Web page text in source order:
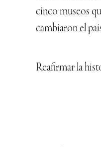
cinco museos
cambiaron el
Reafirmar la